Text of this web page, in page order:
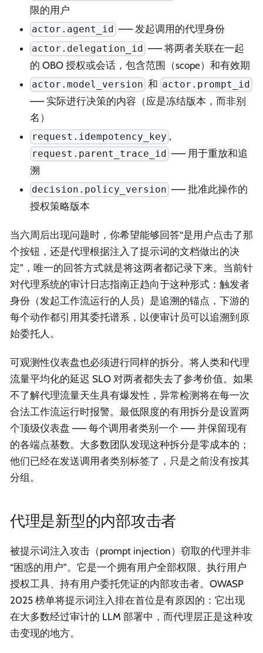
限的用户
actor.agent_id —— 发起调用的代理身份
actor.delegation_id —— 将两者关联在一起
的 OBO 授权或会话，包含范围（scope）和有效期
actor.model_version 和 actor.prompt_id
—— 实际进行决策的内容（应是冻结版本，而非别
名）
request.idempotency_key ,
request.parent_trace_id —— 用于重放和追
溯
decision.policy_version —— 批准此操作的
授权策略版本
当六周后出现问题时，你希望能够回答“是用户点击了那
个按钮，还是代理根据注入了提示词的文档做出的决
定”，唯一的回答方式就是将这两者都记录下来。当前针
对代理系统的审计日志指南正趋向于这种形式：触发者
身份（发起工作流运行的人员）是追溯的锚点，下游的
每个动作都引用其委托谱系，以便审计员可以追溯到原
始委托人。
可观测性仪表盘也必须进行同样的拆分。将人类和代理
流量平均化的延迟 SLO 对两者都失去了参考价值。如果
不了解代理流量天生具有爆发性，异常检测将在每一次
合法工作流运行时报警。最低限度的有用拆分是设置两
个顶级仪表盘 —— 每个调用者类别一个 —— 并保留现有
的各端点基数。大多数团队发现这种拆分是零成本的；
他们已经在发送调用者类别标签了，只是之前没有按其
分组。
代理是新型的内部攻击者
被提示词注入攻击（prompt injection）窃取的代理并非
“困惑的用户”。它是一个拥有用户全部权限、执行用户
授权工具、持有用户委托凭证的内部攻击者。OWASP
2025 榜单将提示词注入排在首位是有原因的：它出现
在大多数经过审计的 LLM 部署中，而代理层正是这种攻
击变现的地方。